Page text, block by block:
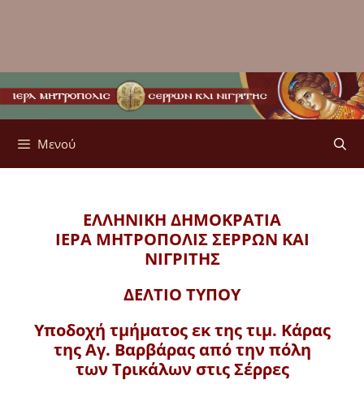
Μενού
ΕΛΛΗΝΙΚΗ ΔΗΜΟΚΡΑΤΙΑ
ΙΕΡΑ ΜΗΤΡΟΠΟΛΙΣΣΕΡΡΩΝ ΚΑΙ
ΝΙΓΡΙΤΗΣ
ΔΕΛΤΙΟ ΤΥΠΟΥ
Υποδοχή τμήματος εκ της τιμ. Κάρας
της Αγ. Βαρβάρας από την πόλη
των Τρικάλων στις Σέρρες